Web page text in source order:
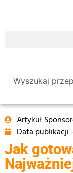
Artykuł
Data publikacji -
Jak